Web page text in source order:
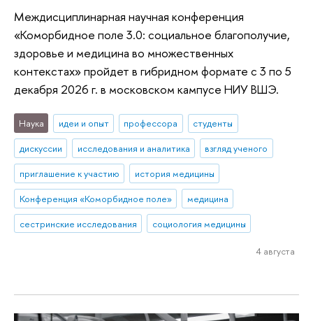
Междисциплинарная научная конференция
«Коморбидное поле 3.0: социальное благополучие,
здоровье и медицина во множественных
контекстах» пройдет в гибридном формате с 3 по 5
декабря 2026 г. в московском кампусе НИУ ВШЭ.
Наука идеи и опыт профессора
студенты
дискуссии
исследования и аналитика
взгляд ученого
приглашение к участию
история медицины
Конференция «Коморбидное поле»
медицина
сестринские исследования
социология медицины
4 августа